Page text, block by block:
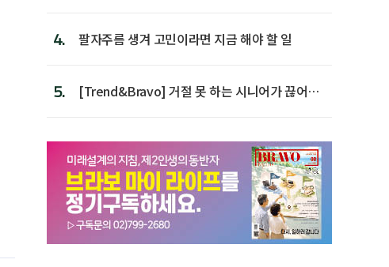
4. 팔자주름 생겨 고민이라면 지금 해야 할 일
5.
[Trend&Bravo] 거절 못 하는 시니어가 끊어야